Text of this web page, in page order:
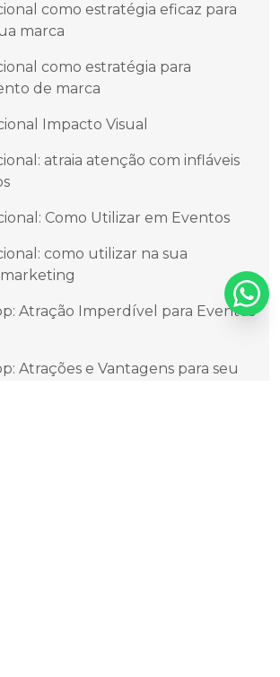
como estratégia eficaz para
marca
como estratégia para
de marca
Impacto Visual
atraia atenção com infláveis
Como Utilizar em Eventos
como utilizar na sua
Atração Imperdível para Eventos
Atrações e Vantagens para seu